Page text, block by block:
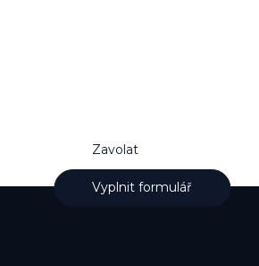
Zavolat
Vyplnit formulář